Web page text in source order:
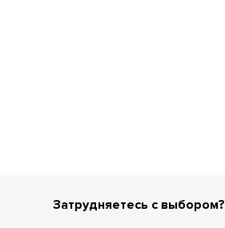
Затрудняетесь с выбором?